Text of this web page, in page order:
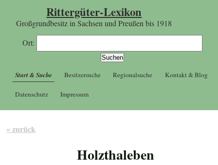
Rittergüter-Lexikon
Großgrundbesitz in Sachsen und Preußen bis 1918
Ort:
Start & Suche Besitzersuche Regionalsuche Kontakt & Blog
Datenschutz Impressum
« zurück
Holzthaleben